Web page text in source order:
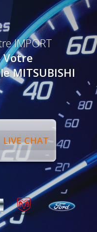
IMPORT
Votre
MITSUBISHI
LIVE CHAT